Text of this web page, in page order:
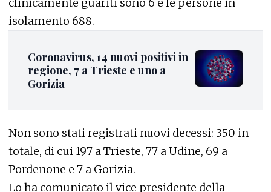
isolamento 688.
Coronavirus, 14 nuovi positivi in
regione, 7 a Trieste e uno a
Gorizia
Non sono stati registrati nuovi decessi: 350 in
totale, di cui 197 a Trieste, 77 a Udine, 69 a
Pordenone e 7 a Gorizia.
Lo ha comunicato il vice presidente della